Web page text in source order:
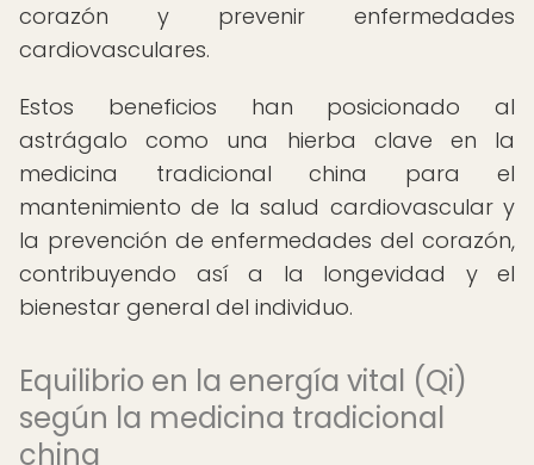
corazón y prevenir enfermedades
cardiovasculares.
Estos beneficios han posicionado al
astrágalo como una hierba clave en la
medicina tradicional china para el
mantenimiento de la salud cardiovascular y
la prevención de enfermedades del corazón,
contribuyendo así a la longevidad y el
bienestar general del individuo.
Equilibrio en la energía vital (Qi)
según la medicina tradicional
china